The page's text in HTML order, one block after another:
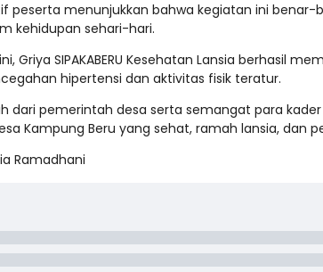
peserta menunjukkan bahwa kegiatan ini
kehidupan sehari-hari.
Griya SIPAKABERU Kesehatan Lansia berhasil
hipertensi dan aktivitas fisik teratur.
dari pemerintah desa serta semangat para
Kampung Beru yang sehat, ramah lansia, dan
Ramadhani